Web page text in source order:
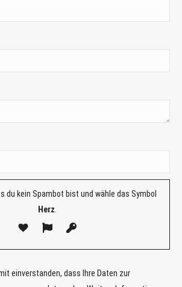
du kein Spambot bist und wähle das Symbol
Herz
einverstanden, dass Ihre Daten zur